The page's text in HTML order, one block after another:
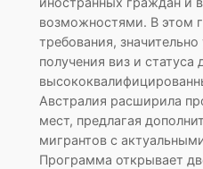
возможностями. В этом
требования,
получения виз и статуса
Австралия расширила
мест, предлагая
мигрантов с
Программа открывает